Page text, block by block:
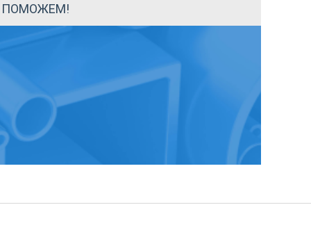
ПОМОЖЕМ!